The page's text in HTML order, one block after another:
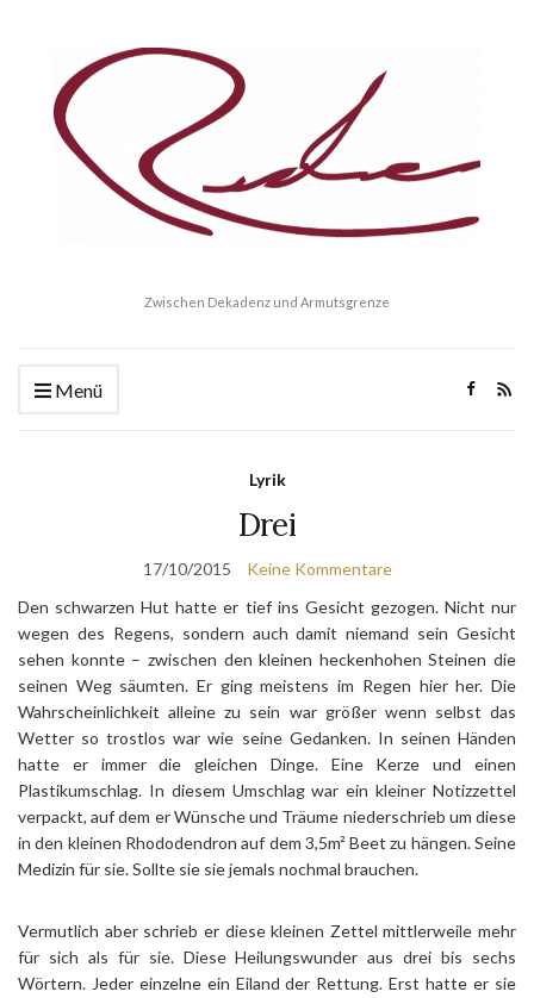
Zwischen Dekadenz und Armutsgrenze
Menü
Lyrik
Drei
17/10/2015
Keine Kommentare
Den schwarzen Hut hatte er tief ins Gesicht gezogen. Nicht nur
wegen des Regens, sondern auch damit niemand sein Gesicht
sehen konnte – zwischen den kleinen heckenhohen Steinen die
seinen Weg säumten. Er ging meistens im Regen hier her. Die
Wahrscheinlichkeit alleine zu sein war größer wenn selbst das
Wetter so trostlos war wie seine Gedanken. In seinen Händen
hatte er immer die gleichen Dinge. Eine Kerze und einen
Plastikumschlag. In diesem Umschlag war ein kleiner Notizzettel
verpackt, auf dem er Wünsche und Träume niederschrieb um diese
in den kleinen Rhododendron auf dem 3,5m² Beet zu hängen. Seine
Medizin für sie. Sollte sie sie jemals nochmal brauchen.
Vermutlich aber schrieb er diese kleinen Zettel mittlerweile mehr
für sich als für sie. Diese Heilungswunder aus drei bis sechs
Wörtern. Jeder einzelne ein Eiland der Rettung. Erst hatte er sie